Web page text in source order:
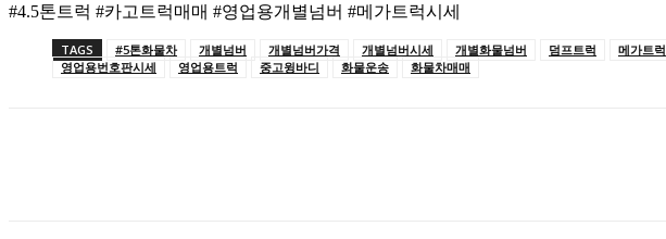
#4.5톤트럭 #카고트럭매매 #영업용개별넘버 #메가트럭시세
TAGS #5톤화물차 개별넘버 개별넘버가격 개별넘버시세 개별화물넘버 덤프트럭 메가트럭
영업용번호판시세
영업용트럭 중고윙바디 화물운송 화물차매매